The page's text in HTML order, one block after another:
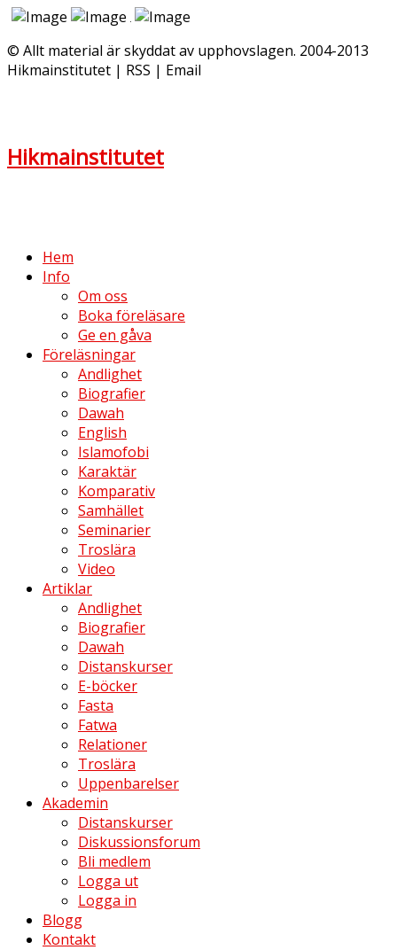
© Allt material är skyddat av upphovslagen. 2004-2013
Hikmainstitutet | RSS | Email
Hikmainstitutet
Hem
Info
Om oss
Boka föreläsare
Ge en gåva
Föreläsningar
Andlighet
Biografier
Dawah
English
Islamofobi
Karaktär
Komparativ
Samhället
Seminarier
Troslära
Video
Artiklar
Andlighet
Biografier
Dawah
Distanskurser
E-böcker
Fasta
Fatwa
Relationer
Troslära
Uppenbarelser
Akademin
Distanskurser
Diskussionsforum
Bli medlem
Logga ut
Logga in
Blogg
Kontakt